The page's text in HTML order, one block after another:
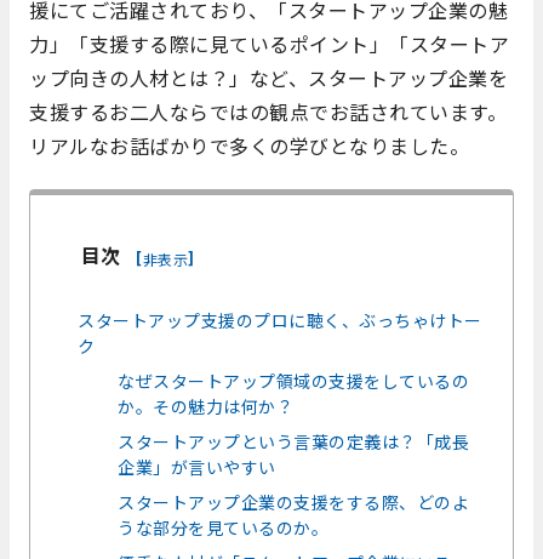
援にてご活躍されており、「スタートアップ企業の魅
力」「支援する際に見ているポイント」「スタートア
ップ向きの人材とは？」など、スタートアップ企業を
支援するお二人ならではの観点でお話されています。
リアルなお話ばかりで多くの学びとなりました。
目次 [非表示]
スタートアップ支援のプロに聴く、ぶっちゃけトー
ク
なぜスタートアップ領域の支援をしているの
か。その魅力は何か？
スタートアップという言葉の定義は？「成長
企業」が言いやすい
スタートアップ企業の支援をする際、どのよ
うな部分を見ているのか。